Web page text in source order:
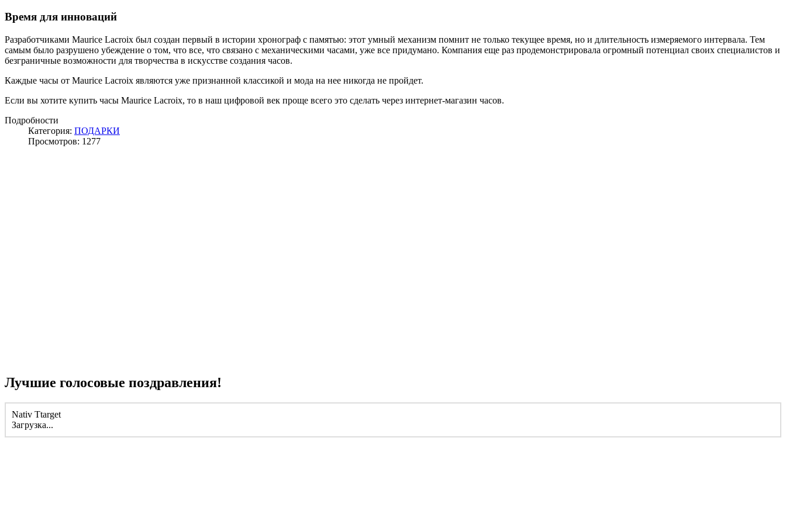
Время для инноваций
Разработчиками Maurice Lacroix был создан первый в истории хронограф с памятью: этот умный механизм помнит не только текущее время, но и длительность измеряемого интервала. Тем
самым было разрушено убеждение о том, что все, что связано с механическими часами, уже все придумано. Компания еще раз продемонстрировала огромный потенциал своих специалистов и
безграничные возможности для творчества в искусстве создания часов.
Каждые часы от Maurice Lacroix являются уже признанной классикой и мода на нее никогда не пройдет.
Если вы хотите купить часы Maurice Lacroix, то в наш цифровой век проще всего это сделать через интернет-магазин часов.
Подробности
Категория: ПОДАРКИ
Просмотров: 1277
Лучшие голосовые поздравления!
Nativ Ttarget
Загрузка...